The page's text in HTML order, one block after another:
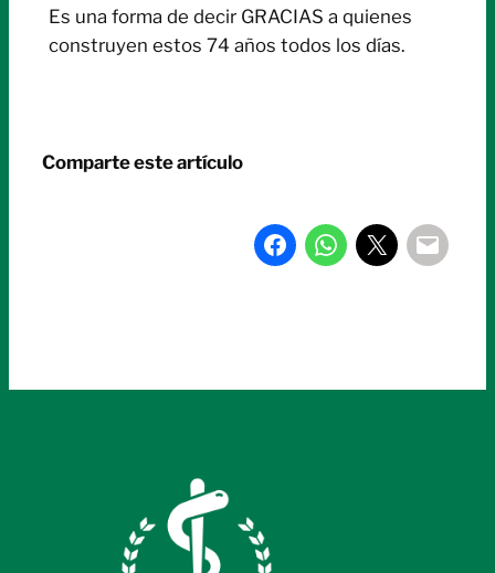
Es una forma de decir GRACIAS a quienes
construyen estos 74 años todos los días.
Comparte este artículo